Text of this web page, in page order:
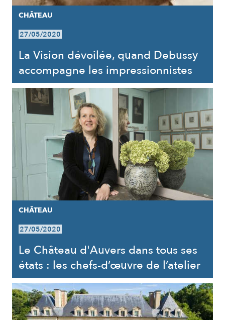
CHÂTEAU
27/05/2020
La Vision dévoilée, quand Debussy
accompagne les impressionnistes
CHÂTEAU
27/05/2020
Le Château d'Auvers dans tous ses
états : les chefs-d’œuvre de l’atelier